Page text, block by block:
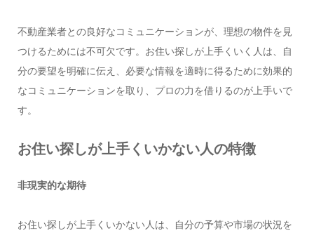
不動産業者との良好なコミュニケーションが、理想の物件を見
つけるためには不可欠です。お住い探しが上手くいく人は、自
分の要望を明確に伝え、必要な情報を適時に得るために効果的
なコミュニケーションを取り、プロの力を借りるのが上手いで
す。
お住い探しが上手くいかない人の特徴
非現実的な期待
お住い探しが上手くいかない人は、自分の予算や市場の状況を